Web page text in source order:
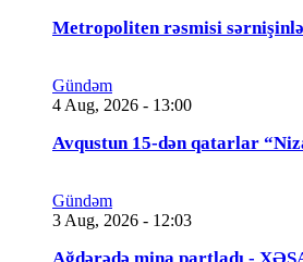
Metropoliten rəsmisi
Gündəm
4 Aug, 2026 - 13:00
Avqustun 15-dən qatarlar
Gündəm
3 Aug, 2026 - 12:03
Ağdərədə mina partladı -